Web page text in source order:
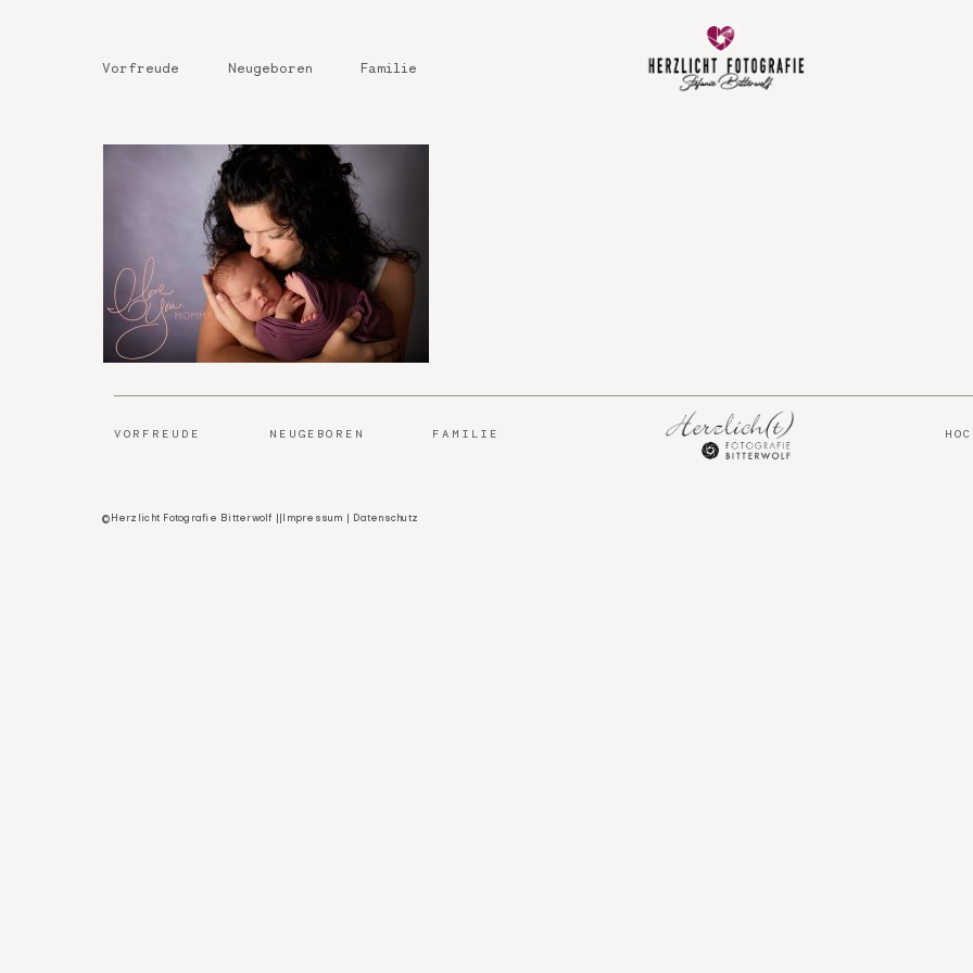
Vorfreude Neugeboren Familie
VORFREUDE NEUGEBOREN FAMILIE
©Herzlicht Fotografie Bitterwolf || Impressum
Datenschutz
Über mich